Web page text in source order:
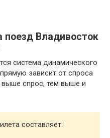
поезд Владивосток
система динамического
зависит от спроса
выше спрос, тем выше и
составляет: